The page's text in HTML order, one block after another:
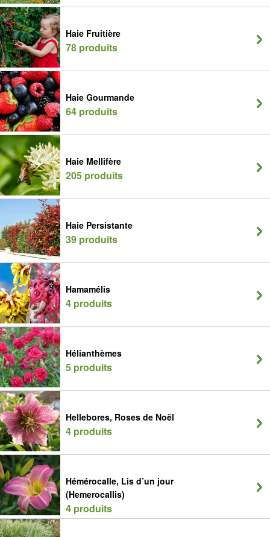
Haie Fruitière
78 produits
Haie Gourmande
64 produits
Haie Mellifère
205 produits
Haie Persistante
39 produits
Hamamélis
4 produits
Hélianthèmes
5 produits
Hellebores, Roses de Noël
4 produits
Hémérocalle, Lis d’un jour
(Hemerocallis)
4 produits